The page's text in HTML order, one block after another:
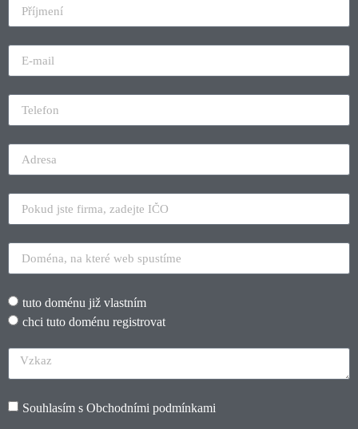
tuto doménu již vlastním
chci tuto doménu registrovat
Souhlasím s Obchodními podmínkami